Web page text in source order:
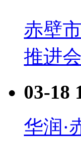
赤壁
推进会
03-18
华润·